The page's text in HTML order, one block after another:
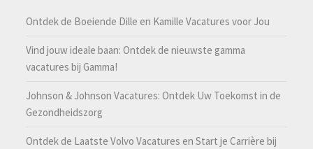
Ontdek de Boeiende Dille en Kamille Vacatures voor Jou
Vind jouw ideale baan: Ontdek de nieuwste gamma
vacatures bij Gamma!
Johnson & Johnson Vacatures: Ontdek Uw Toekomst in de
Gezondheidszorg
Ontdek de Laatste Volvo Vacatures en Start je Carrière bij